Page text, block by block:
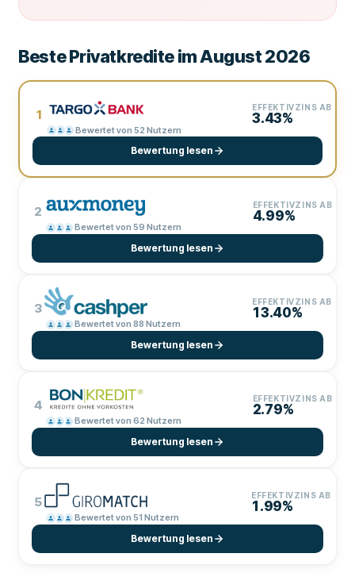
Beste Privatkredite im August 2026
1
Bewertet von 52 Nutzern
EFFEKTIVZINS AB
3.43%
Bewertung lesen
2
Bewertet von 59 Nutzern
EFFEKTIVZINS AB
4.99%
Bewertung lesen
3
Bewertet von 88 Nutzern
EFFEKTIVZINS AB
13.40%
Bewertung lesen
4
Bewertet von 62 Nutzern
EFFEKTIVZINS AB
2.79%
Bewertung lesen
5
Bewertet von 51 Nutzern
EFFEKTIVZINS AB
1.99%
Bewertung lesen